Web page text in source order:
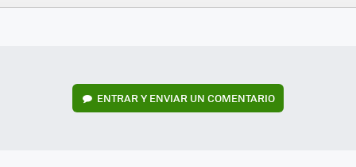
FACEBOOK
TWITTERFLIPBOARD
E-
WHATSAPP
ENTRAR Y ENVIAR UN COMENTARIO